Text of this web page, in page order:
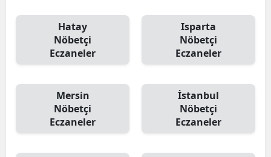
Hatay
Nöbetçi
Eczaneler
Isparta
Nöbetçi
Eczaneler
Mersin
Nöbetçi
Eczaneler
İstanbul
Nöbetçi
Eczaneler